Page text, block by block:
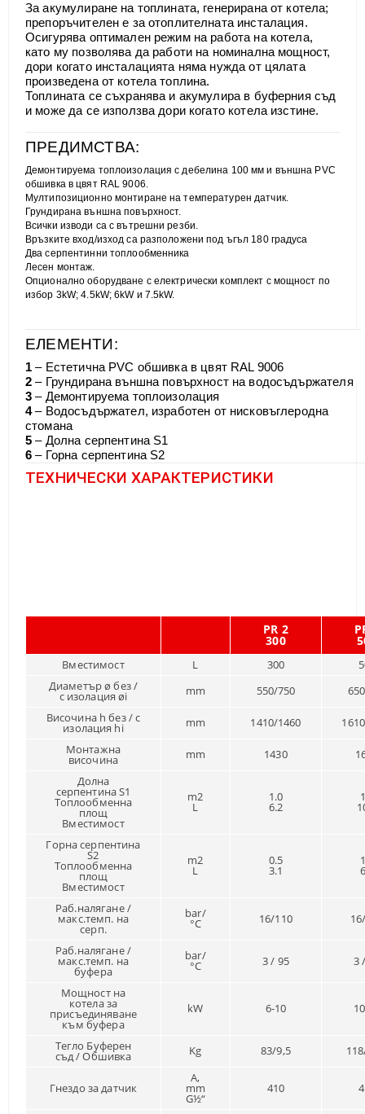
За акумулиране на топлината, генерирана от котела;
препоръчителен е за отоплителната инсталация.
Осигурява оптимален режим на работа на котела,
като му позволява да работи на номинална мощност,
дори когато инсталацията няма нужда от цялата
произведена от котела топлина.
Топлината се съхранява и акумулира в буферния съд
и може да се използва дори когато котела изстине.
ПРЕДИМСТВА:
Демонтируема топлоизолация с дебелина 100 мм и външна PVC
обшивка в цвят RAL 9006.
Мултипозиционно монтиране на температурен датчик.
Грундирана външна повърхност.
Всички изводи са с вътрешни резби.
Връзките вход/изход са разположени под ъгъл 180 градуса
Два серпентинни топлообменника
Лесен монтаж.
Опционално оборудване с електрически комплект с мощност по
избор 3kW; 4.5kW; 6kW и 7.5kW.
ЕЛЕМЕНТИ:
1 – Естетична PVC обшивка в цвят RAL 9006
2 – Грундирана външна повърхност на водосъдържателя
3 – Демонтируема топлоизолация
4– Водосъдържател, изработен от нисковъглеродна
стомана
5 – Долна серпентина S1
6 – Горна серпентина S2
ТЕХНИЧЕСКИ ХАРАКТЕРИСТИКИ
PR 2
300
Вместимост L 300
Диаметър ø без /
с изолация øi mm 550/750
Височина h без / с
изолация hi mm 1410/1460
Монтажна
височина mm 1430
Долна
серпентина S1
Топлообменна
площ
Вместимост
m2
L
1.0
6.2
Горна серпентина
S2
Топлообменна
площ
Вместимост
m2
L
0.5
3.1
Раб.налягане /
макс.темп. на
серп.
bar/
°C 16/110
Раб.налягане /
макс.темп. на
буфера
bar/
°C 3 / 95 3
Мощност на
котела за
присъединяване
към буфера
kW 6-10
Тегло Буферен
съд / Обшивка Kg 83/9,5
Гнездо за датчик
A,
mm
G½“
410